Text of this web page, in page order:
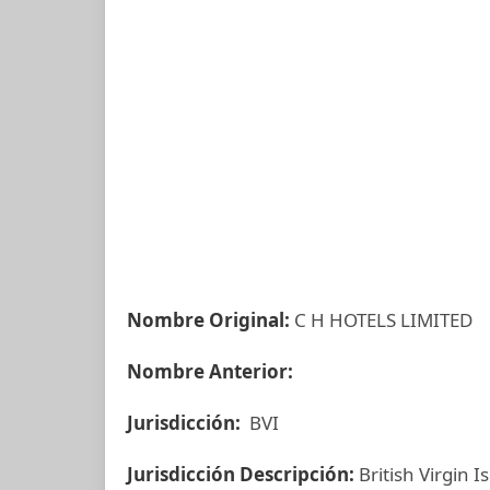
Nombre Original: C H HOTELS LIMITED
Nombre Anterior:
Jurisdicción: BVI
Jurisdicción Descripción: British Virgin